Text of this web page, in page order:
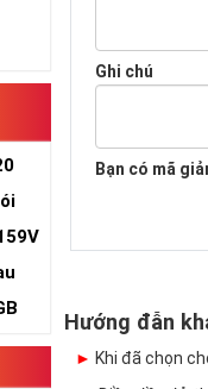
Ghi chú
Bạn có mã
Hướng đẫn
► Khi đã chọn